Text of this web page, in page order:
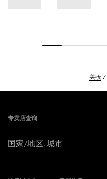
美妆
专卖店查询
国家/地区, 城市